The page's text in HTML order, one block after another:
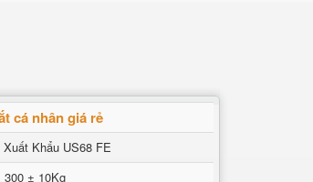
cá nhân giá rẻ
Khẩu US68 FE
300 ± 10Kg